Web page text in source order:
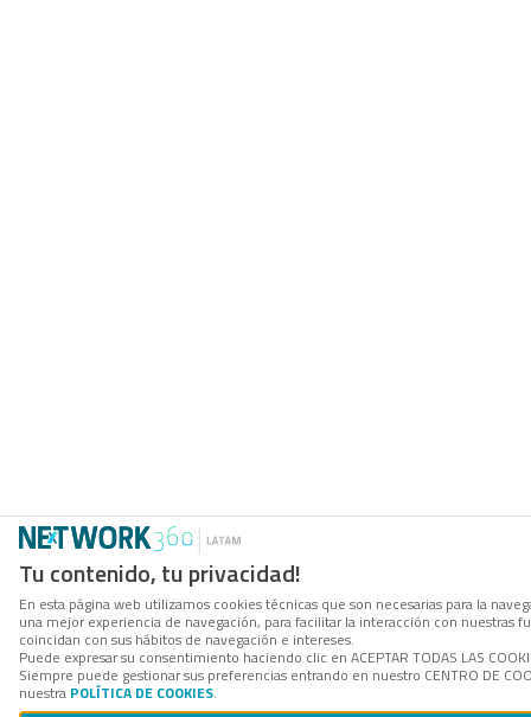
Tu contenido, tu privacidad!
En esta página web utilizamos cookies técnicas que son necesarias para la
una mejor experiencia de navegación, para facilitar la interacción con
coincidan con sus hábitos de navegación e intereses.
Puede expresar su consentimiento haciendo clic en ACEPTAR TODAS LAS
Siempre puede gestionar sus preferencias entrando en nuestro CENTRO DE
nuestra POLÍTICA DE COOKIES.